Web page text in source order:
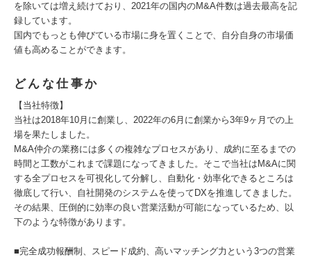
を除いては増え続けており、2021年の国内のM&A件数は過去最高を記
録しています。
国内でもっとも伸びている市場に身を置くことで、自分自身の市場価
値も高めることができます。
どんな仕事か
【当社特徴】
当社は2018年10月に創業し、2022年の6月に創業から3年9ヶ月での上
場を果たしました。
M&A仲介の業務には多くの複雑なプロセスがあり、成約に至るまでの
時間と工数がこれまで課題になってきました。そこで当社はM&Aに関
する全プロセスを可視化して分解し、自動化・効率化できるところは
徹底して行い、自社開発のシステムを使ってDXを推進してきました。
その結果、圧倒的に効率の良い営業活動が可能になっているため、以
下のような特徴があります。
■完全成功報酬制、スピード成約、高いマッチング力という3つの営業